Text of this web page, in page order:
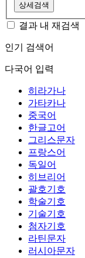
상세검색
결과 내 재검색
인기 검색어
다국어 입력
히라가나
가타카나
중국어
한글고어
그리스문자
프랑스어
독일어
히브리어
괄호기호
학술기호
기술기호
첨자기호
라틴문자
러시아문자